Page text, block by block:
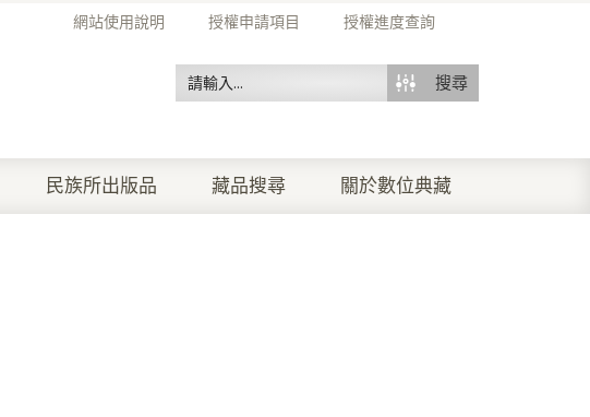
網站使用說明 授權申請項目 授權進度查詢
搜尋
民族所出版品 藏品搜尋 關於數位典藏